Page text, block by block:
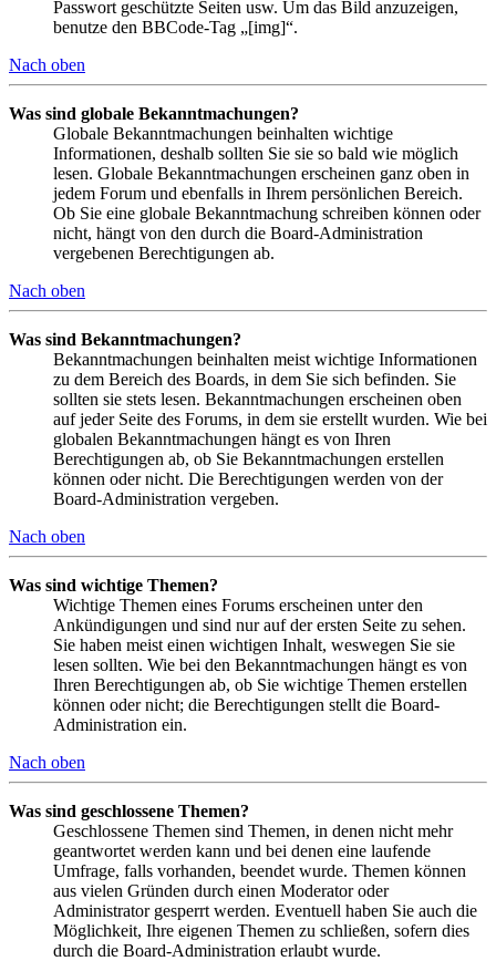
Passwort geschützte Seiten usw. Um das Bild anzuzeigen,
benutze den BBCode-Tag „[img]“.
Nach oben
Was sind globale Bekanntmachungen?
Globale Bekanntmachungen beinhalten wichtige
Informationen, deshalb sollten Sie sie so bald wie möglich
lesen. Globale Bekanntmachungen erscheinen ganz oben in
jedem Forum und ebenfalls in Ihrem persönlichen Bereich.
Ob Sie eine globale Bekanntmachung schreiben können oder
nicht, hängt von den durch die Board-Administration
vergebenen Berechtigungen ab.
Nach oben
Was sind Bekanntmachungen?
Bekanntmachungen beinhalten meist wichtige Informationen
zu dem Bereich des Boards, in dem Sie sich befinden. Sie
sollten sie stets lesen. Bekanntmachungen erscheinen oben
auf jeder Seite des Forums, in dem sie erstellt wurden. Wie bei
globalen Bekanntmachungen hängt es von Ihren
Berechtigungen ab, ob Sie Bekanntmachungen erstellen
können oder nicht. Die Berechtigungen werden von der
Board-Administration vergeben.
Nach oben
Was sind wichtige Themen?
Wichtige Themen eines Forums erscheinen unter den
Ankündigungen und sind nur auf der ersten Seite zu sehen.
Sie haben meist einen wichtigen Inhalt, weswegen Sie sie
lesen sollten. Wie bei den Bekanntmachungen hängt es von
Ihren Berechtigungen ab, ob Sie wichtige Themen erstellen
können oder nicht; die Berechtigungen stellt die Board-
Administration ein.
Nach oben
Was sind geschlossene Themen?
Geschlossene Themen sind Themen, in denen nicht mehr
geantwortet werden kann und bei denen eine laufende
Umfrage, falls vorhanden, beendet wurde. Themen können
aus vielen Gründen durch einen Moderator oder
Administrator gesperrt werden. Eventuell haben Sie auch die
Möglichkeit, Ihre eigenen Themen zu schließen, sofern dies
durch die Board-Administration erlaubt wurde.